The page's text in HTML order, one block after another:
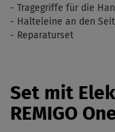
- Tragegriffe für die
- Halteleine an den
- Reparaturset
Set mit
REMIGO